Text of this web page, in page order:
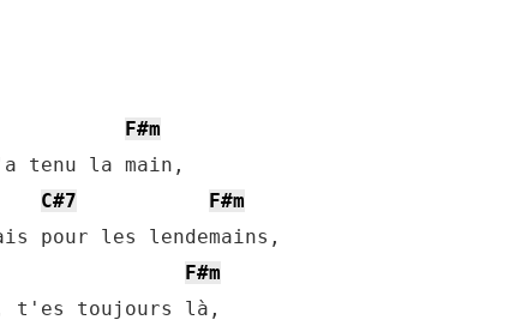
F#m
qui m'a tenu la main,
C#7
F#m
pour les lendemains,
F#m
, t'es toujours là,